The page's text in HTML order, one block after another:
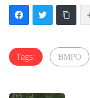
Tags: ВМРО